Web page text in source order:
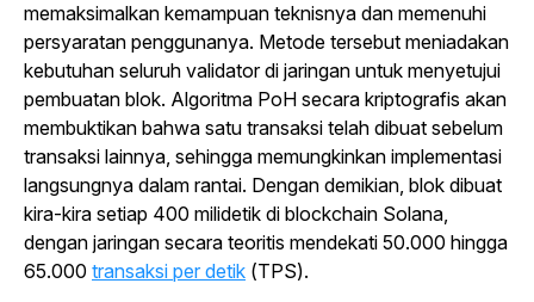
memaksimalkan kemampuan teknisnya dan memenuhi
persyaratan penggunanya. Metode tersebut meniadakan
kebutuhan seluruh validator di jaringan untuk menyetujui
pembuatan blok. Algoritma PoH secara kriptografis akan
membuktikan bahwa satu transaksi telah dibuat sebelum
transaksi lainnya, sehingga memungkinkan implementasi
langsungnya dalam rantai. Dengan demikian, blok dibuat
kira-kira setiap 400 milidetik di blockchain Solana,
dengan jaringan secara teoritis mendekati 50.000 hingga
65.000 transaksi per detik (TPS).